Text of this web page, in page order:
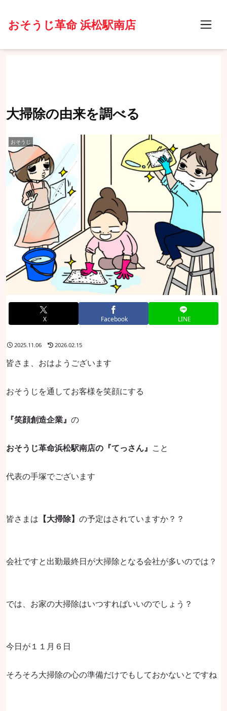
おそうじ革命 浜松駅南店
大掃除の由来を調べる
おそうじ
X Facebook LINE
2025.11.06 2026.02.15
皆さま、おはようございます
おそうじを通してお客様を笑顔にする
『笑顔創造企業』 の
おそうじ革命浜松駅南店の『てっさん』 こと
代表の手塚でございます
皆さまは 【大掃除】 の予定はされていますか？？
会社ですと出勤最終日が大掃除となる会社が多いのでは？
では、お家の大掃除はいつすればいいのでしょう？
今日が１１月６日
そろそろ大掃除の心の準備だけでもしておかないとですね